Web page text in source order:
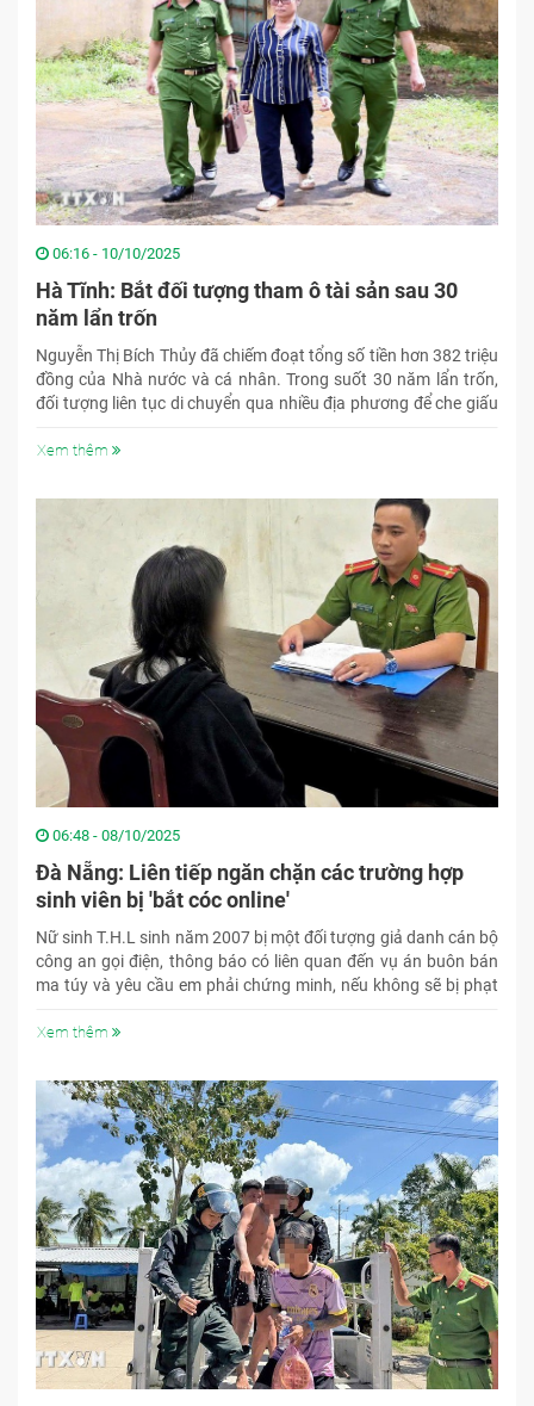
06:16 - 10/10/2025
Hà Tĩnh: Bắt đối tượng tham ô tài sản sau 30
năm lẩn trốn ​
Nguyễn Thị Bích Thủy đã chiếm đoạt tổng số tiền hơn 382 triệu
đồng của Nhà nước và cá nhân. Trong suốt 30 năm lẩn trốn,
đối tượng liên tục di chuyển qua nhiều địa phương để che giấu
Xem thêm
06:48 - 08/10/2025
Đà Nẵng: Liên tiếp ngăn chặn các trường hợp
sinh viên bị 'bắt cóc online'
Nữ sinh T.H.L sinh năm 2007 bị một đối tượng giả danh cán bộ
công an gọi điện, thông báo có liên quan đến vụ án buôn bán
ma túy và yêu cầu em phải chứng minh, nếu không sẽ bị phạt
Xem thêm